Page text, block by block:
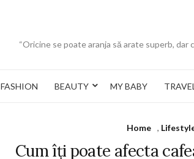
“Oricine se poate aranja să arate superb, dar
FASHION BEAUTY MY BABY TRAVEL
Home ,
Cum îți poate afecta